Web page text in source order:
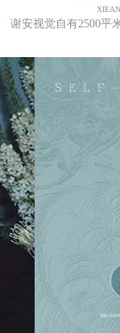
谢安视觉自有2500平